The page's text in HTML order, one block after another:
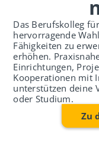
Das Berufskolleg
hervorragende
Fähigkeiten zu
erhöhen.
Einrichtungen,
Kooperationen mit
unterstützen deine
oder Studium.
Zu